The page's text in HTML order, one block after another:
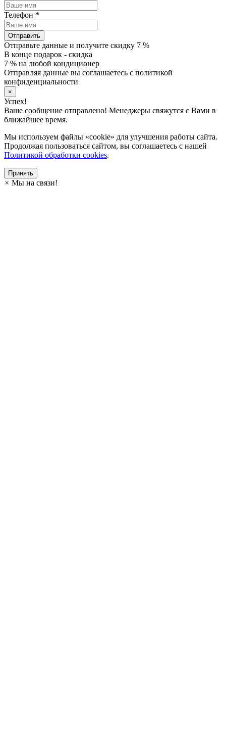
Телефон *
Отправить
Отправьте данные и получите скидку 7 %
В конце подарок - скидка
7 % на любой кондиционер
Отправляя данные вы соглашаетесь с политикой
конфиденциальности
×
Успех!
Ваше сообщение отправлено! Менеджеры свяжутся с Вами в
ближайшее время.
Мы используем файлы «cookie» для улучшения работы сайта.
Продолжая пользоваться сайтом, вы соглашаетесь с нашей
Политикой обработки cookies.
Принять
× Мы на связи!